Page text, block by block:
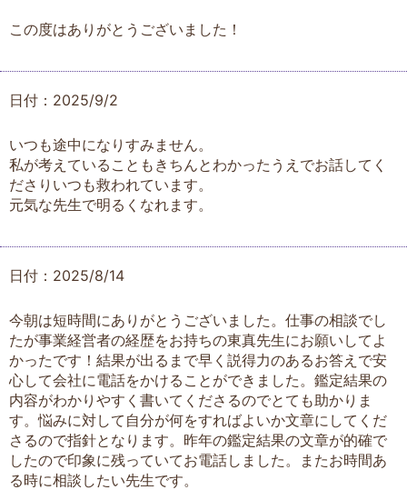
この度はありがとうございました！
日付：2025/9/2
いつも途中になりすみません。
私が考えていることもきちんとわかったうえでお話してく
ださりいつも救われています。
元気な先生で明るくなれます。
日付：2025/8/14
今朝は短時間にありがとうございました。仕事の相談でし
たが事業経営者の経歴をお持ちの東真先生にお願いしてよ
かったです！結果が出るまで早く説得力のあるお答えで安
心して会社に電話をかけることができました。鑑定結果の
内容がわかりやすく書いてくださるのでとても助かりま
す。悩みに対して自分が何をすればよいか文章にしてくだ
さるので指針となります。昨年の鑑定結果の文章が的確で
したので印象に残っていてお電話しました。またお時間あ
る時に相談したい先生です。